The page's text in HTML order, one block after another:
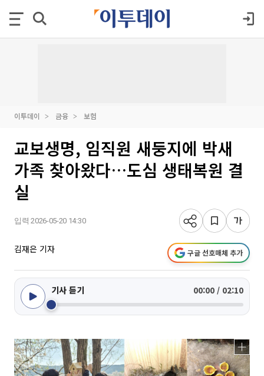
이투데이 금융 보험
교보생명, 임직원 새둥지에 박새
가족 찾아왔다…도심 생태복원 결
실
입력 2026-05-20 14:30
김재은 기자 구글 선호매체 추가
기사 듣기 00:00 / 02:10